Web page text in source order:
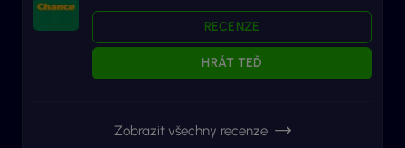
RECENZE
HRÁT TEĎ
Zobrazit všechny recenze